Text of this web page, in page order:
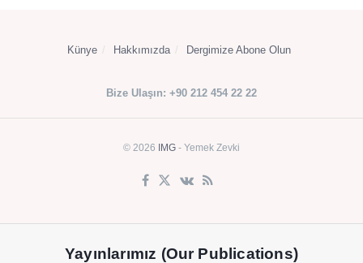
Künye Hakkımızda Dergimize Abone Olun
Bize Ulaşın: +90 212 454 22 22
© 2026 IMG - Yemek Zevki
Yayınlarımız (Our Publications)